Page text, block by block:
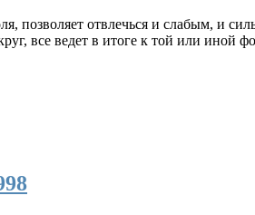
позволяет отвлечься и слабым, и
все ведет в итоге к той или иной